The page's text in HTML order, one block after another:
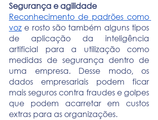
Segurança e agilidade
Reconhecimento de padrões como
voz e rosto são também alguns tipos
de aplicação da inteligência
artificial para a utilização como
medidas de segurança dentro de
uma empresa. Desse modo, os
dados empresariais podem ficar
mais seguros contra fraudes e golpes
que podem acarretar em custos
extras para as organizações.